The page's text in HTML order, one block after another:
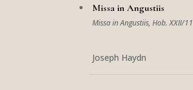
Missa in Angustiis
Missa in Angustiis, Hob. XXII/11
Joseph Haydn